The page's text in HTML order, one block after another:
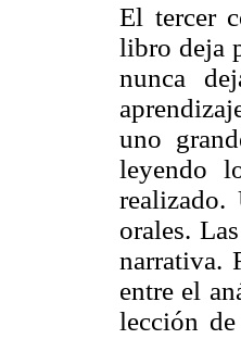
El tercer
libro deja
nunca
uno
leyendo
orales.
narrativa.
entre el
lección